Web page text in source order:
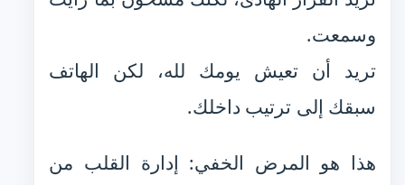
وسمعت.
تريد أن تعيش يومك لله، لكن الهاتف
سبقك إلى ترتيب داخلك.
هذا هو المرض الخفي: إدارة القلب من